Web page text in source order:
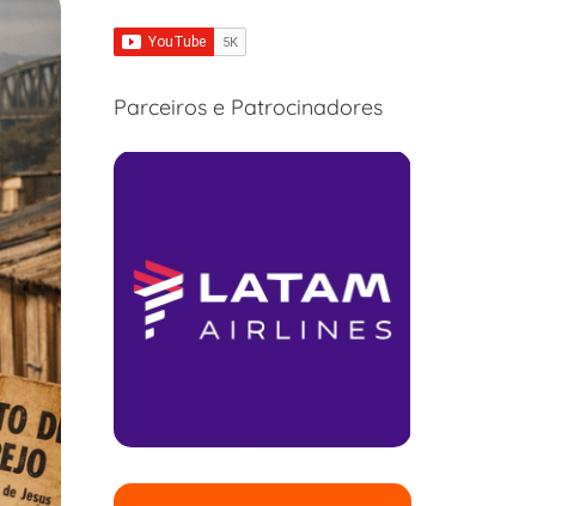
Parceiros e Patrocinadores